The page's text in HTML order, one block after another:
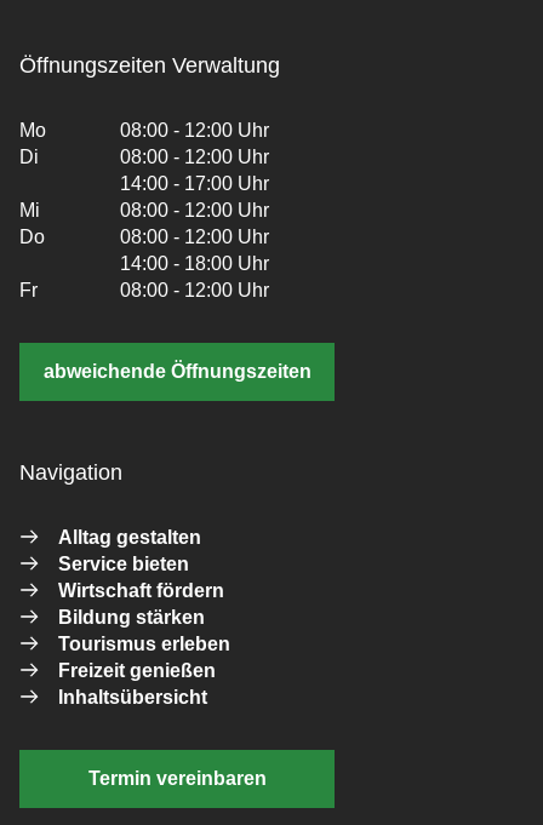
Öffnungszeiten Verwaltung
Mo
08:00 - 12:00 Uhr
Di
08:00 - 12:00 Uhr
14:00 - 17:00 Uhr
Mi
08:00 - 12:00 Uhr
Do
08:00 - 12:00 Uhr
14:00 - 18:00 Uhr
Fr
08:00 - 12:00 Uhr
abweichende Öffnungszeiten
Navigation
Alltag gestalten
Service bieten
Wirtschaft fördern
Bildung stärken
Tourismus erleben
Freizeit genießen
Inhaltsübersicht
Termin vereinbaren